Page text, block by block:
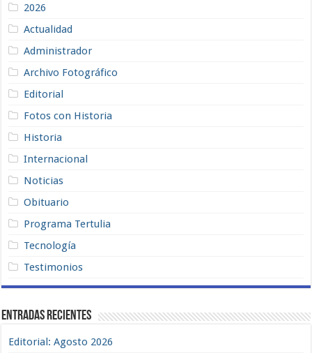
2026
Actualidad
Administrador
Archivo Fotográfico
Editorial
Fotos con Historia
Historia
Internacional
Noticias
Obituario
Programa Tertulia
Tecnología
Testimonios
Entradas recientes
Editorial: Agosto 2026